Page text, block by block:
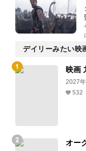
デイリーみたい映
映画
2027
532
オー